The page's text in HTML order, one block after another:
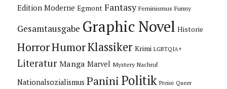
Edition Moderne Egmont Fantasy Feminismus Funny
Gesamtausgabe Graphic Novel Historie
HorrorHumorKlassiker Krimi LGBTQIA+
Literatur Manga Marvel Mystery Nachruf
Nationalsozialismus Panini Politik Preise Queer